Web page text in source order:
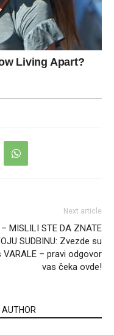
Next article
MISLILI STE DA ZNATE
SUDBINU: Zvezde su
VARALE – pravi odgovor
vas čeka ovde!
AUTHOR